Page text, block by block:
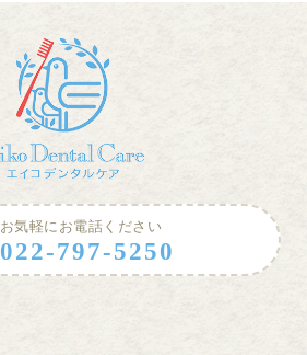
お気軽にお電話ください
022-797-5250